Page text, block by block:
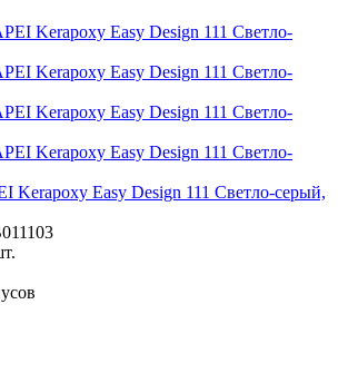
Kerapoxy Easy Design 111 Светло-серый,